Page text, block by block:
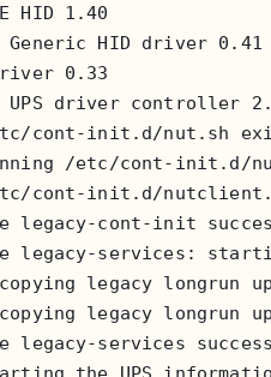
HID 1.40
Generic HID driver
0.33
- UPS driver controller
cont-init.d/nut.sh
/etc/cont-init.d/
cont-init.d/
legacy-cont-init
legacy-services:
legacy longrun
legacy longrun
services
the UPS